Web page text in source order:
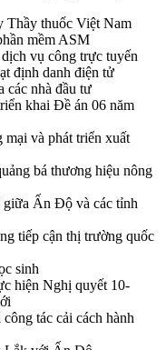
Thầy thuốc Việt Nam
mềm ASM
vụ công trực tuyến
định danh điện tử
các nhà đầu tư
khai Đề án 06 năm
và phát triển xuất
bá thương hiệu nông
Ấn Độ và các tỉnh
tiếp cận thị trường quốc
sinh
hiện Nghị quyết 10-
tác cải cách hành